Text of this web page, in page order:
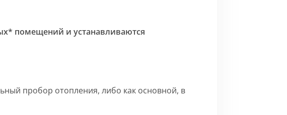
помещений и устанавливаются
пробор отопления, либо как основной, в